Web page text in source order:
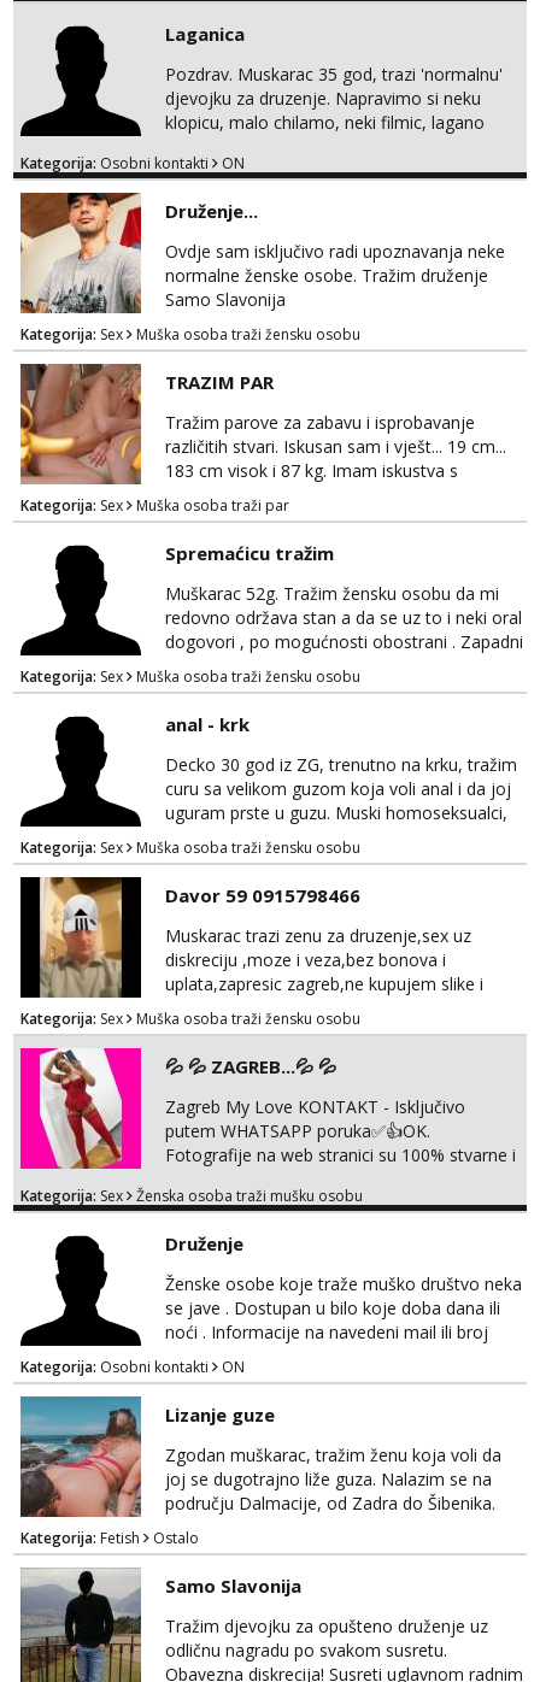
Laganica
Pozdrav. Muskarac 35 god, trazi 'normalnu'
djevojku za druzenje. Napravimo si neku
klopicu, malo chilamo, neki filmic, lagano
pretjerano bitan koliko iznutra. Bucke se
brundo xD Budi pristojna i dobra, za sve
ostale cemo lako. Zagreb.
Kategorija: Osobni kontakti ON
Druženje...
Ovdje sam isključivo radi upoznavanja neke
normalne ženske osobe. Tražim druženje
Samo Slavonija
Kategorija: Sex Muška osoba traži žensku osobu
TRAZIM PAR
Tražim parove za zabavu i isprobavanje
različitih stvari. Iskusan sam i vješt... 19 cm...
183 cm visok i 87 kg. Imam iskustva s
parovima, potpuno sam zdrava i njegovana, a
privatnost je apsolutno najvažnija. Ozbiljni
parovi mogu me kontaktirati putem
WhatsAppa ili Vibera. Samo ozbiljni parovi
trebaju slati poruke ili zvati. Blokiram one koji
nisu ozbiljni.
Kategorija: Sex Muška osoba traži par
Spremaćicu tražim
Muškarac 52g. Tražim žensku osobu da mi
redovno održava stan a da se uz to i neki oral
dogovori , po mogućnosti obostrani . Zapadni
dio Zagreba .Javiti se prvo porukom na
WhatsApp 0958634499
Kategorija: Sex Muška osoba traži žensku osobu
anal - krk
Decko 30 god iz ZG, trenutno na krku, tražim
curu sa velikom guzom koja voli anal i da joj
uguram prste u guzu. Muski homoseksualci,
parovi i transiči odjebite, ne zanimate me. Bilo
kakva placanja opcenito (gotovina) ili
unaprijed (aircash, paysafecard, bonovi) ne
dolaze u obzir. Javit se prvo porukom na
whatsapp 0958048882.
Kategorija: Sex Muška osoba traži žensku osobu
Davor 59 0915798466
Muskarac trazi zenu za druzenje,sex uz
diskreciju ,moze i veza,bez bonova i
uplata,zapresic zagreb,ne kupujem slike i
videa
Kategorija: Sex Muška osoba traži žensku osobu
💦 💦 ZAGREB...💦 💦
Zagreb My Love KONTAKT - Isključivo
putem WHATSAPP poruka✅️👍OK.
Fotografije na web stranici su 100% stvarne i
dobrodošli! Ali informacije ću vam poslati
stanu; čista kupaonica i ručnici za vas prije ili
poslije masaže, nalazim se u centru grada. 🚫
NE POZIVI ,❌️ NE SEXCAM, ❌️NE
SEXCHATTING🚫...
Kategorija: Sex Ženska osoba traži mušku osobu
Druženje
Ženske osobe koje traže muško društvo neka
se jave . Dostupan u bilo koje doba dana ili
noći . Informacije na navedeni mail ili broj
mobitela.
Kategorija: Osobni kontakti ON
Lizanje guze
Zgodan muškarac, tražim ženu koja voli da
joj se dugotrajno liže guza. Nalazim se na
području Dalmacije, od Zadra do Šibenika.
Kategorija: Fetish Ostalo
Samo Slavonija
Tražim djevojku za opušteno druženje uz
odličnu nagradu po svakom susretu.
Obavezna diskrecija! Susreti uglavnom radnim